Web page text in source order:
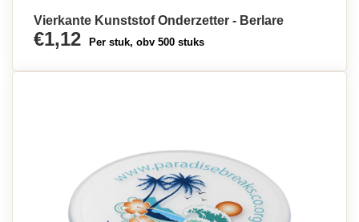
Vierkante Kunststof Onderzetter - Berlare
€1,12 Per stuk, obv 500 stuks